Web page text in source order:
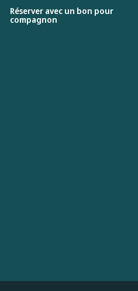
Réserver avec un bon pour
compagnon